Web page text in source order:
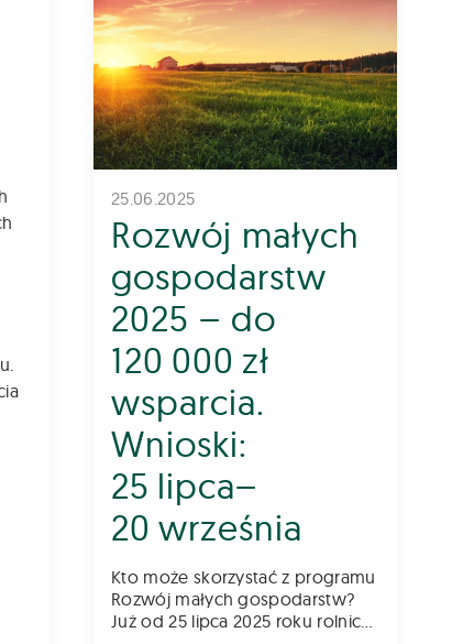
25.06.2025
Rozwój małych
gospodarstw
2025 – do
120 000 zł
wsparcia.
Wnioski:
25 lipca–
20 września
Kto może skorzystać z programu
Rozwój małych gospodarstw?
Już od 25 lipca 2025 roku rolnicy